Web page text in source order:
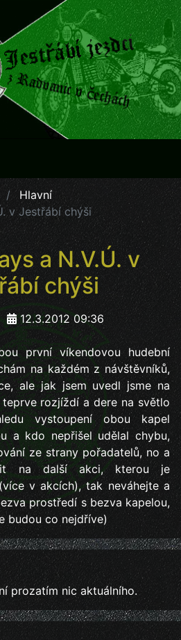
Hlavní
v Jestřábí chýši
prozatím nic aktuálního.
a N.V.Ú. v
chýši
12.3.2012 09:36
první víkendovou hudební
na každém z návštěvníků,
ale jak jsem uvedl jsme na
rozjíždí a dere na světlo
vystoupení obou kapel
a kdo nepřišel udělal chybu,
ze strany pořadatelů, no a
na další akci, kterou je
v akcích), tak neváhejte a
prostředí s bezva kapelou,
budou co nejdříve)